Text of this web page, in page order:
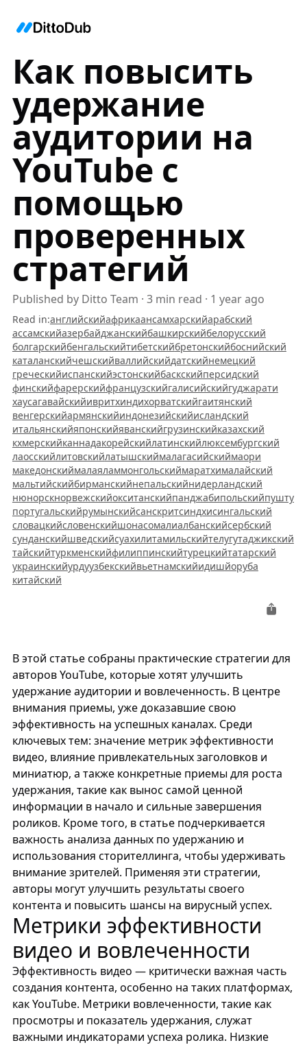
Как повысить
удержание
аудитории на
YouTube с
помощью
проверенных
стратегий
Published by Ditto Team · 3 min read · 1 year ago
Read in:английскийафрикаансамхарскийарабский
ассамскийазербайджанскийбашкирскийбелорусский
болгарскийбенгальскийтибетскийбретонскийбоснийский
каталанскийчешскийваллийскийдатскийнемецкий
греческийиспанскийэстонскийбаскскийперсидский
финскийфарерскийфранцузскийгалисийскийгуджарати
хаусагавайскийивритхиндихорватскийгаитянский
венгерскийармянскийиндонезийскийисландский
итальянскийяпонскийяванскийгрузинскийказахский
кхмерскийканнадакорейскийлатинскийлюксембургский
лаосскийлитовскийлатышскиймалагасийскиймаори
македонскиймалаяламмонгольскиймаратхималайский
мальтийскийбирманскийнепальскийнидерландский
нюнорскнорвежскийокситанскийпанджабипольскийпушту
португальскийрумынскийсанскритсиндхисингальский
словацкийсловенскийшонасомалиалбанскийсербский
сунданскийшведскийсуахилитамильскийтелугутаджикский
тайскийтуркменскийфилиппинскийтурецкийтатарский
украинскийурдуузбекскийвьетнамскийидишйоруба
китайский
В этой статье собраны практические стратегии для
авторов YouTube, которые хотят улучшить
удержание аудитории и вовлеченность. В центре
внимания приемы, уже доказавшие свою
эффективность на успешных каналах. Среди
ключевых тем: значение метрик эффективности
видео, влияние привлекательных заголовков и
миниатюр, а также конкретные приемы для роста
удержания, такие как вынос самой ценной
информации в начало и сильные завершения
роликов. Кроме того, в статье подчеркивается
важность анализа данных по удержанию и
использования сторителлинга, чтобы удерживать
внимание зрителей. Применяя эти стратегии,
авторы могут улучшить результаты своего
контента и повысить шансы на вирусный успех.
Метрики эффективности
видео и вовлеченности
Эффективность видео — критически важная часть
создания контента, особенно на таких платформах,
как YouTube. Метрики вовлеченности, такие как
просмотры и показатель удержания, служат
важными индикаторами успеха ролика. Низкие